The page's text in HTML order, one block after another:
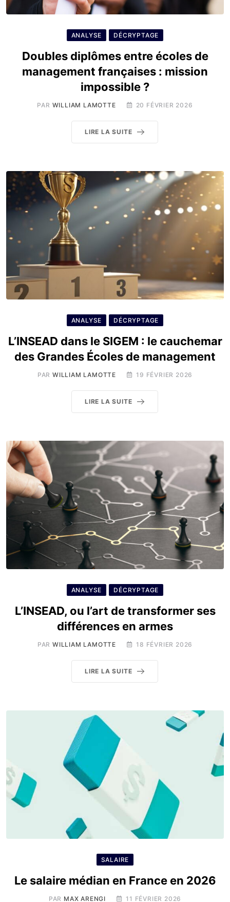
ANALYSE DÉCRYPTAGE
Doubles diplômes entre écoles de
management françaises : mission
impossible ?
PAR WILLIAM LAMOTTE 20 FÉVRIER 2026
LIRE LA SUITE
ANALYSE DÉCRYPTAGE
L’INSEAD dans le SIGEM : le cauchemar
des Grandes Écoles de management
PARWILLIAM LAMOTTE 19 FÉVRIER 2026
LIRE LA SUITE
ANALYSE DÉCRYPTAGE
L’INSEAD, ou l’art de transformer ses
différences en armes
PARWILLIAM LAMOTTE 18 FÉVRIER 2026
LIRE LA SUITE
SALAIRE
Le salaire médian en France en 2026
PAR MAX ARENGI 11 FÉVRIER 2026